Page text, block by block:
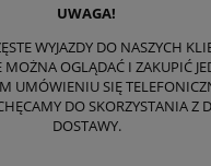
UWAGA!
WYJAZDY DO NASZYCH
MOŻNA OGLĄDAĆ I ZAKUPIĆ
UMÓWIENIU SIĘ
DO SKORZYSTANIA Z
DOSTAWY.